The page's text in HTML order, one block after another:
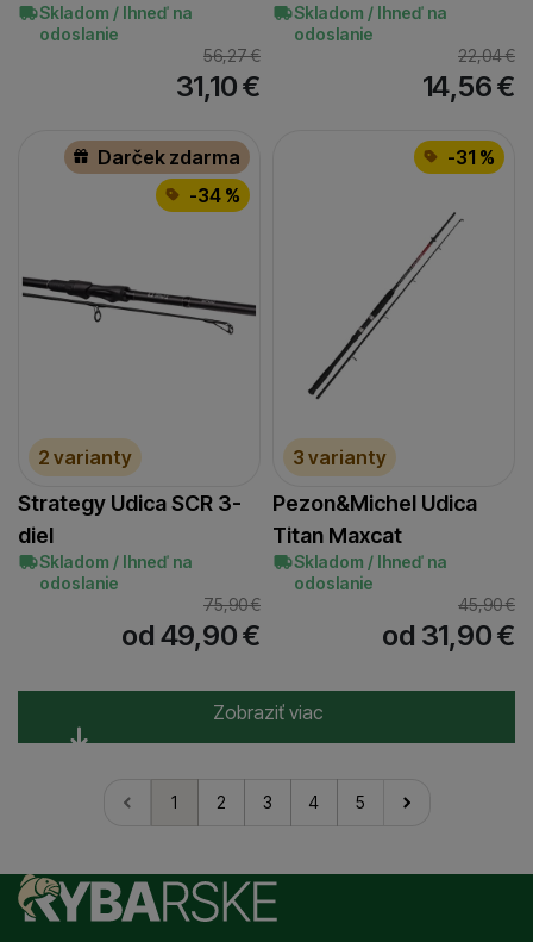
Skladom / Ihneď na
odoslanie
56,27€
31,10€
Skladom / Ihneď na
odoslanie
22,04€
14,56€
Darček zdarma
-34 %
2 varianty
Strategy Udica SCR 3-
diel
Skladom / Ihneď na
odoslanie
75,90€
od 49,90€
-31 %
3 varianty
Pezon&Michel Udica
Titan Maxcat
Skladom / Ihneď na
odoslanie
45,90€
od 31,90€
Zobraziť viac
1 2 3 4 5
nasledujúci